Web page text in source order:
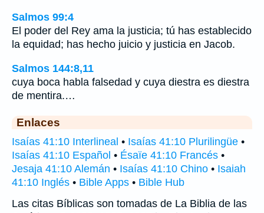
Salmos 99:4
El poder del Rey ama la justicia; tú has establecido
la equidad; has hecho juicio y justicia en Jacob.
Salmos 144:8,11
cuya boca habla falsedad y cuya diestra es diestra
de mentira.…
Enlaces
Isaías 41:10 Interlineal • Isaías 41:10 Plurilingüe •
Isaías 41:10 Español • Ésaïe 41:10 Francés •
Jesaja 41:10 Alemán • Isaías 41:10 Chino • Isaiah
41:10 Inglés • Bible Apps • Bible Hub
Las citas Bíblicas son tomadas de La Biblia de las